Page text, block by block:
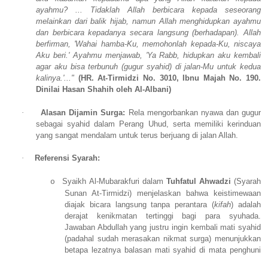
ayahmu? ... Tidaklah Allah berbicara kepada seseorang
melainkan dari balik hijab, namun Allah menghidupkan ayahmu
dan berbicara kepadanya secara langsung (berhadapan). Allah
berfirman, 'Wahai hamba-Ku, memohonlah kepada-Ku, niscaya
Aku beri.' Ayahmu menjawab, 'Ya Rabb, hidupkan aku kembali
agar aku bisa terbunuh (gugur syahid) di jalan-Mu untuk kedua
kalinya.'..." (HR. At-Tirmidzi No. 3010, Ibnu Majah No. 190.
Dinilai Hasan Shahih oleh Al-Albani)
· Alasan Dijamin Surga: Rela mengorbankan nyawa dan gugur
sebagai syahid dalam Perang Uhud, serta memiliki kerinduan
yang sangat mendalam untuk terus berjuang di jalan Allah.
· Referensi Syarah:
o Syaikh Al-Mubarakfuri dalam Tuhfatul Ahwadzi (Syarah
Sunan At-Tirmidzi) menjelaskan bahwa keistimewaan
diajak bicara langsung tanpa perantara (kifah) adalah
derajat kenikmatan tertinggi bagi para syuhada.
Jawaban Abdullah yang justru ingin kembali mati syahid
(padahal sudah merasakan nikmat surga) menunjukkan
betapa lezatnya balasan mati syahid di mata penghuni